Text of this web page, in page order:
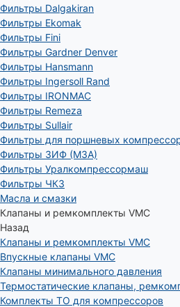
Фильтры Dalgakiran
Фильтры Ekomak
Фильтры Fini
Фильтры Gardner Denver
Фильтры Hansmann
Фильтры Ingersoll Rand
Фильтры IRONMAC
Фильтры Remeza
Фильтры Sullair
Фильтры для поршневых
Фильтры ЗИФ (МЗА)
Фильтры Уралкомпрессормаш
Фильтры ЧКЗ
Масла и смазки
Клапаны и ремкомплекты VMC
Назад
Клапаны и ремкомплекты VMC
Впускные клапаны VMC
Клапаны минимального давления
Термостатические клапаны,
Комплекты ТО для компрессоров